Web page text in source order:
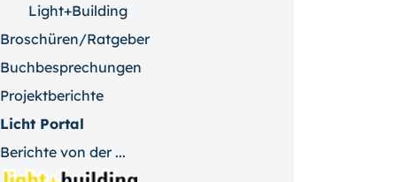
Light+Building
Broschüren/Ratgeber
Buchbesprechungen
Projektberichte
Licht Portal
Berichte von der ...